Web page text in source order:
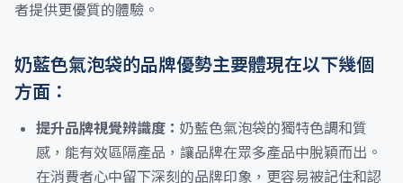
者提供更優質的體驗。
奶藍色氣泡袋的品牌優勢主要體現在以下幾個
方面：
提升品牌視覺辨識度： 奶藍色氣泡袋的獨特色調和質
感，能有效區隔產品，讓品牌在眾多產品中脫穎而出。
在消費者心中留下深刻的品牌印象，更容易被記住和認